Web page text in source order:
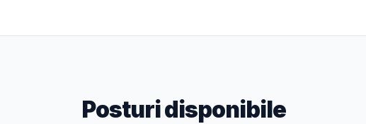
Posturi disponibile